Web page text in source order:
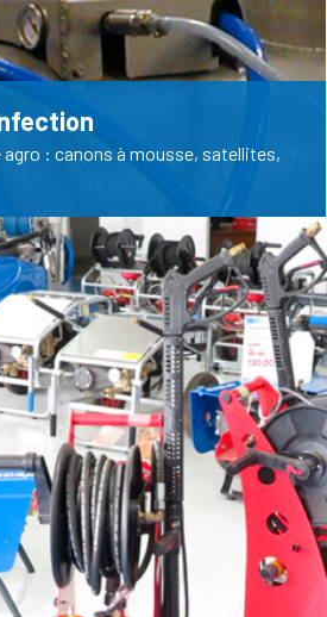
: canons à mousse, satellites,